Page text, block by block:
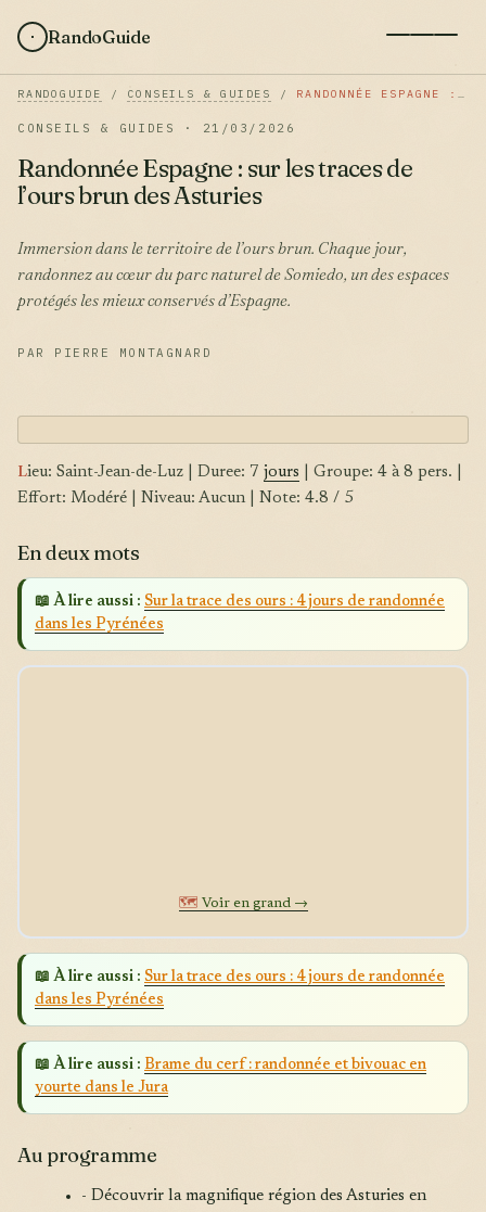
RandoGuide
RANDOGUIDE / CONSEILS & GUIDES / RANDONNÉE ESPAGNE : SUR LES TRACES DE L’OURS BRUN DES ASTURIES
CONSEILS & GUIDES · 21/03/2026
Randonnée Espagne : sur les traces de
l’ours brun des Asturies
Immersion dans le territoire de l’ours brun. Chaque jour,
randonnez au cœur du parc naturel de Somiedo, un des espaces
protégés les mieux conservés d’Espagne.
PAR PIERRE MONTAGNARD
Lieu: Saint-Jean-de-Luz | Duree: 7 jours | Groupe: 4 à 8 pers. |
Effort: Modéré | Niveau: Aucun | Note: 4.8 / 5
En deux mots
📖 À lire aussi : Sur la trace des ours : 4 jours de randonnée
dans les Pyrénées
🗺️ Voir en grand →
📖 À lire aussi : Sur la trace des ours : 4 jours de randonnée
dans les Pyrénées
📖 À lire aussi : Brame du cerf : randonnée et bivouac en
yourte dans le Jura
Au programme
- Découvrir la magnifique région des Asturies en